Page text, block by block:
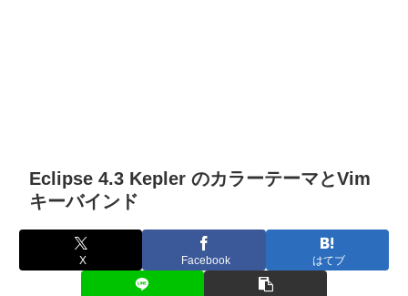
Eclipse 4.3 Kepler のカラーテーマとVim
キーバインド
X Facebook はてブ